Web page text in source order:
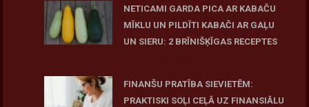
NETICAMI GARDA PICA AR KABAČU
MĪKLU UN PILDĪTI KABAČI AR GAĻU
UN SIERU: 2 BRĪNIŠĶĪGAS RECEPTES
FINANŠU PRATĪBA SIEVIETĒM:
PRAKTISKI SOĻI CEĻĀ UZ FINANSIĀLU